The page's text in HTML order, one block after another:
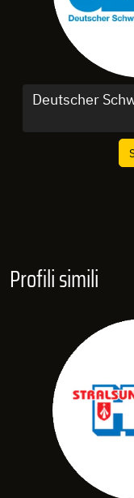
Deutscher
Profili simili